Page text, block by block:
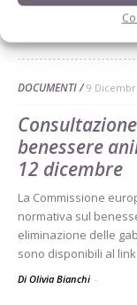
Redazione Suinicoltura
DOCUMENTI 9
benessere
12 dicembre
La Commissione
normativa sul
eliminazione delle
sono disponibili al
Di Olivia Bianchi -